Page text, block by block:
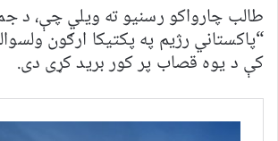
طالب چارواکو رسنیو ته ویلي چې، د
“پاکستاني رژیم په پکتیکا ارګون
کې د یوه قصاب پر کور برید کړی دی.